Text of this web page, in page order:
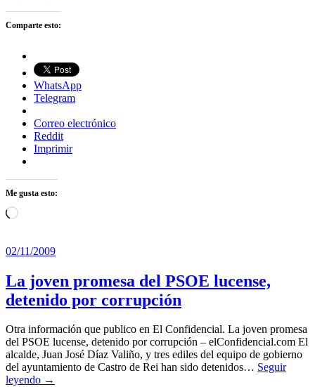
Comparte esto:
WhatsApp
Telegram
Correo electrónico
Reddit
Imprimir
Me gusta esto:
Cargando...
02/11/2009
La joven promesa del PSOE lucense,
detenido por corrupción
Otra información que publico en El Confidencial. La joven promesa
del PSOE lucense, detenido por corrupción – elConfidencial.com El
alcalde, Juan José Díaz Valiño, y tres ediles del equipo de gobierno
del ayuntamiento de Castro de Rei han sido detenidos… Seguir
leyendo →